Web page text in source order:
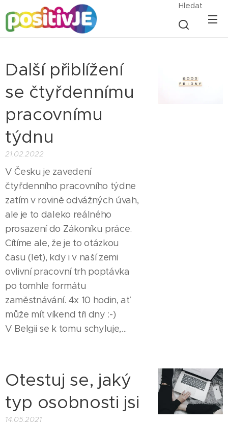
Hledat
Další přiblížení
se čtyřdennímu
pracovnímu
týdnu
21.02.2022
V Česku je zavedení
čtyřdenního pracovního týdne
zatím v rovině odvážných úvah,
ale je to daleko reálného
prosazení do Zákoníku práce.
Cítíme ale, že je to otázkou
času (let), kdy i v naší zemi
ovlivní pracovní trh poptávka
po tomhle formátu
zaměstnávání. 4x 10 hodin, ať
může mít víkend tři dny :-)
V Belgii se k tomu schyluje,...
Otestuj se, jaký
typ osobnosti jsi
14.05.2021